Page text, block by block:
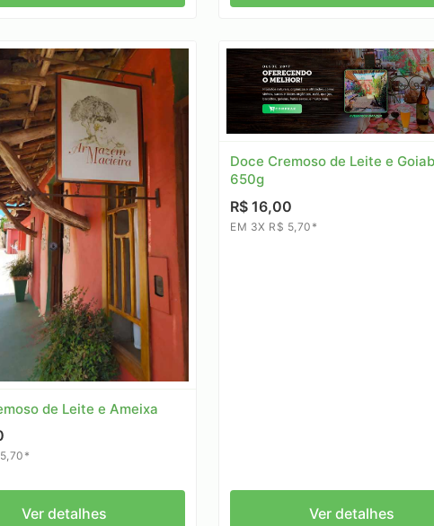
de Leite e Ameixa
Ver detalhes
Doce Cremoso de Leite e
650g
R$ 16,00
EM 3X R$ 5,70*
Ver detalhes